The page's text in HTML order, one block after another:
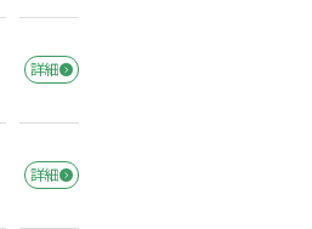
詳細
詳細